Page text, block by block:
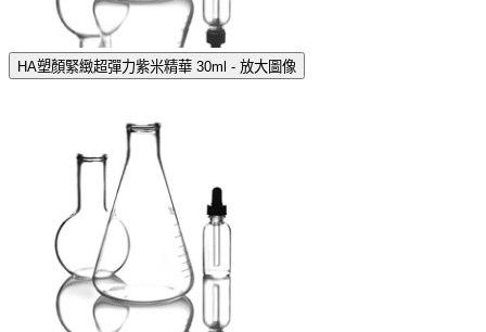
HA塑顏緊緻超彈力紫米精華 30ml - 放大圖像